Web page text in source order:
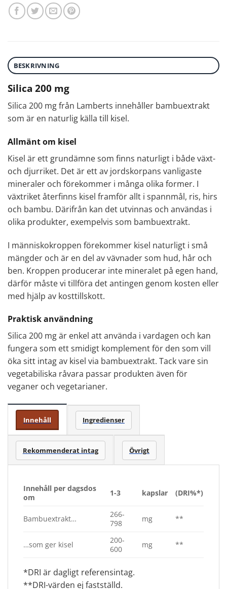
BESKRIVNING
Silica 200 mg
Silica 200 mg från Lamberts innehåller bambuextrakt
som är en naturlig källa till kisel.
Allmänt om kisel
Kisel är ett grundämne som finns naturligt i både växt-
och djurriket. Det är ett av jordskorpans vanligaste
mineraler och förekommer i många olika former. I
växtriket återfinns kisel framför allt i spannmål, ris, hirs
och bambu. Därifrån kan det utvinnas och användas i
olika produkter, exempelvis som bambuextrakt.
I människokroppen förekommer kisel naturligt i små
mängder och är en del av vävnader som hud, hår och
ben. Kroppen producerar inte mineralet på egen hand,
därför måste vi tillföra det antingen genom kosten eller
med hjälp av kosttillskott.
Praktisk användning
Silica 200 mg är enkel att använda i vardagen och kan
fungera som ett smidigt komplement för den som vill
öka sitt intag av kisel via bambuextrakt. Tack vare sin
vegetabiliska råvara passar produkten även för
veganer och vegetarianer.
Innehåll Ingredienser
Rekommenderat intag Övrigt
Innehåll per dagsdos
om
1-3 kapslar (DRI%*)
Bambuextrakt…
266-
798
mg **
…som ger kisel
200-
600
mg **
*DRI är dagligt referensintag.
**DRI-värden ej fastställd.